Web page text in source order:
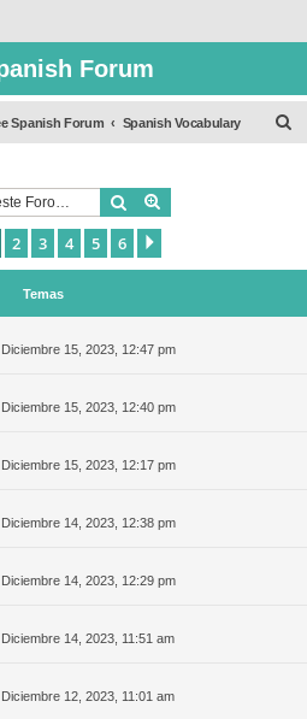
Forum
Spanish Forum Spanish Vocabulary
Buscar
2 3 4 5 6
Temas
Diciembre 15, 2023, 12:47 pm
Diciembre 15, 2023, 12:40 pm
Diciembre 15, 2023, 12:17 pm
Diciembre 14, 2023, 12:38 pm
Diciembre 14, 2023, 12:29 pm
Diciembre 14, 2023, 11:51 am
Diciembre 12, 2023, 11:01 am